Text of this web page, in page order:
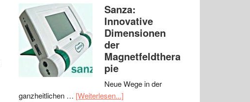
Sanza:
Innovative
Dimensionen
der
Magnetfeldthera
pie
Neue Wege in der
ganzheitlichen … [Weiterlesen...]